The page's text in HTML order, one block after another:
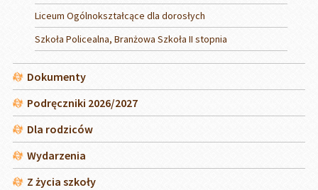
Liceum Ogólnokształcące dla dorosłych
Szkoła Policealna, Branżowa Szkoła II stopnia
Dokumenty
Podręczniki 2026/2027
Dla rodziców
Wydarzenia
Z życia szkoły